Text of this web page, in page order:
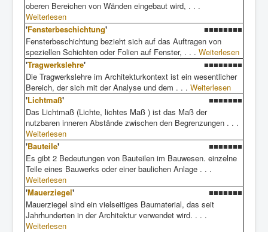
oberen Bereichen von Wänden eingebaut wird, . . .
Weiterlesen
'Fensterbeschichtung'
■■■■■■■■
Fensterbeschichtung bezieht sich auf das Auftragen von
speziellen Schichten oder Folien auf Fenster, . . . Weiterlesen
'Tragwerkslehre'
■■■■■■■■
Die Tragwerkslehre im Architekturkontext ist ein wesentlicher
Bereich, der sich mit der Analyse und dem . . . Weiterlesen
'Lichtmaß'
■■■■■■■
Das Lichtmaß (Lichte, lichtes Maß ) ist das Maß der
nutzbaren inneren Abstände zwischen den Begrenzungen . . .
Weiterlesen
'Bauteile'
■■■■■■■
Es gibt 2 Bedeutungen von Bauteilen im Bauwesen. einzelne
Teile eines Bauwerks oder einer baulichen Anlage . . .
Weiterlesen
'Mauerziegel'
■■■■■■■
Mauerziegel sind ein vielseitiges Baumaterial, das seit
Jahrhunderten in der Architektur verwendet wird. . . .
Weiterlesen